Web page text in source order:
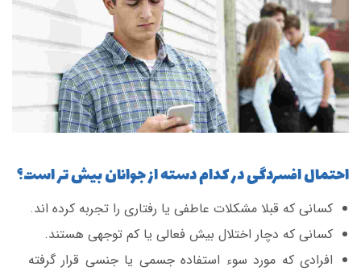
احتمال افسردگی در کدام دسته از جوانان بیش تر است؟
کسانی که قبلا مشکلات عاطفی یا رفتاری را تجربه کرده اند.
کسانی که دچار اختلال بیش فعالی یا کم توجهی هستند.
افرادی که مورد سوء استفاده جسمی یا جنسی قرار گرفته